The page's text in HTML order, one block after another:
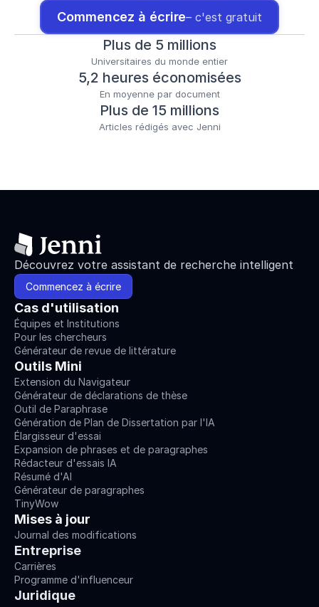
Commencez à écrire– c'est gratuit
Plus de 5 millions
Universitaires du monde entier
5,2 heures économisées
En moyenne par document
Plus de 15 millions
Articles rédigés avec Jenni
Découvrez votre assistant de recherche intelligent
Commencez à écrire
Cas d'utilisation
Équipes et Institutions
Pour les chercheurs
Générateur de revue de littérature
Outils Mini
Extension du Navigateur
Générateur de déclarations de thèse
Outil de Paraphrase
Génération de Plan de Dissertation par l'IA
Élargisseur d'essai
Expansion de phrases et de paragraphes
Rédacteur d'essais IA
Résumé d'AI
Générateur de paragraphes
TinyWow
Mises à jour
Journal des modifications
Entreprise
Carrières
Programme d'influenceur
Juridique